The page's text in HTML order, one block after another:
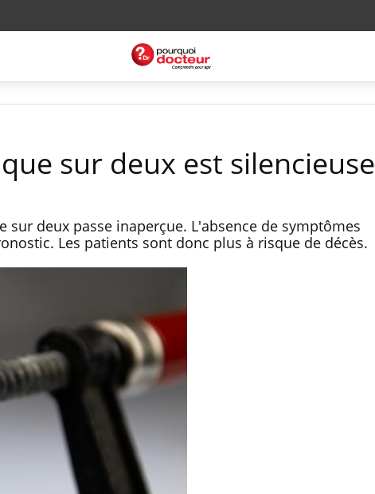
sur deux est silencieuse
sur deux passe inaperçue. L'absence de symptômes
Les patients sont donc plus à risque de décès.
Syndrome métabolique :
quels sont les meilleurs
exercices physiques ?